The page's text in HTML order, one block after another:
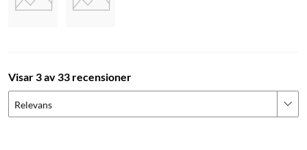
Mått: 180x175x147 mm
Feeder
Visar 3 av 33 recensioner
Relevans